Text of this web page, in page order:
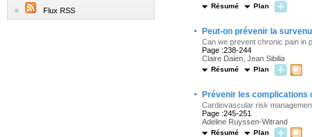
Flux RSS
Résumé Plan
· Peut-on prévenir la
Can we prevent chronic pain in
Page :238-244
Claire Daien, Jean Sibilia
Résumé Plan
· Prévenir les
Cardiovascular risk
Page :245-251
Adeline Ruyssen-Witrand
Résumé Plan